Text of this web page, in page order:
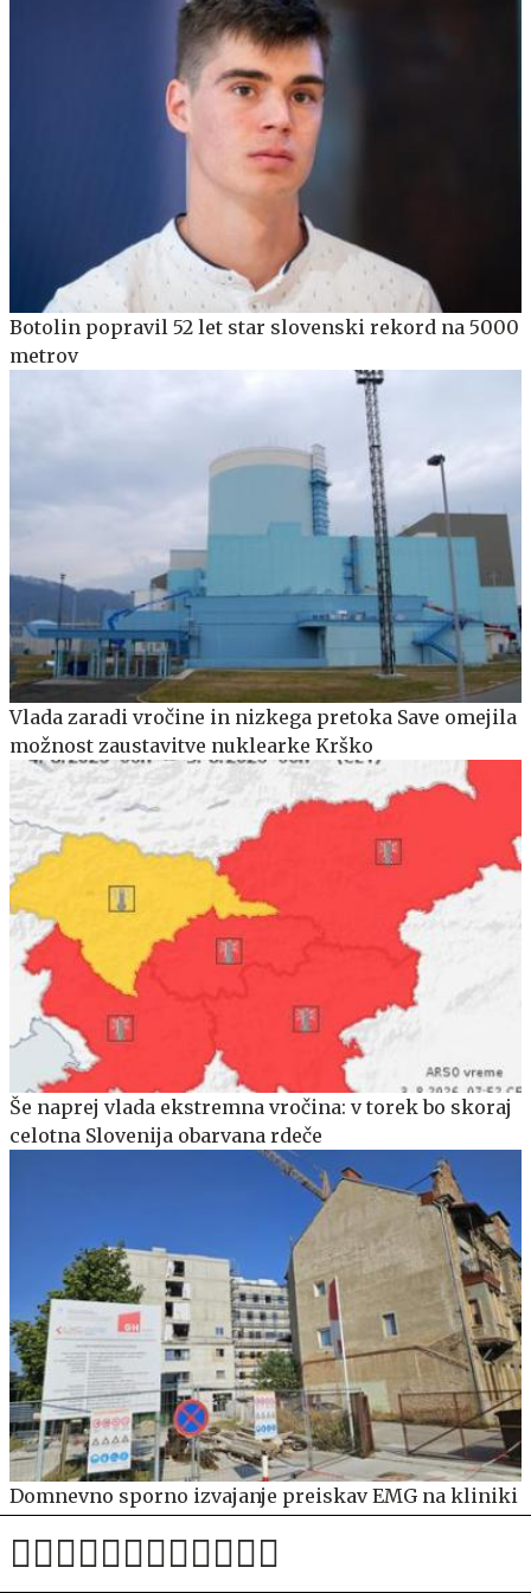
Botolin popravil 52 let star slovenski rekord na 5000
metrov
Vlada zaradi vročine in nizkega pretoka Save omejila
možnost zaustavitve nuklearke Krško
Še naprej vlada ekstremna vročina: v torek bo skoraj
celotna Slovenija obarvana rdeče
Domnevno sporno izvajanje preiskav EMG na kliniki